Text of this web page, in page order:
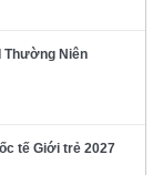
Thường Niên
tế Giới trẻ 2027